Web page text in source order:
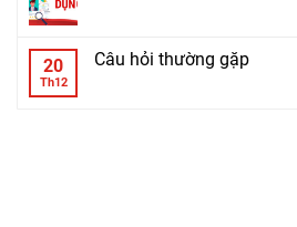
20
Th12
Câu hỏi thường gặp